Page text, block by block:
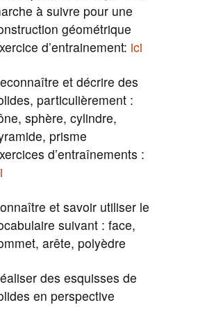
à suivre pour une
géométrique
d’entrainement: ici
et décrire des
particulièrement :
sphère, cylindre,
prisme
d’entraînements :
et savoir utiliser le
suivant : face,
arête, polyèdre
des esquisses de
en perspective